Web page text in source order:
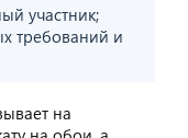
участник;
требований и
на